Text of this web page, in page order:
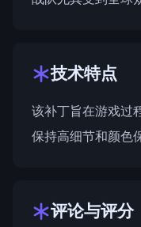
技术特点
该补丁旨在游戏过
保持高细节和颜色
评论与评分